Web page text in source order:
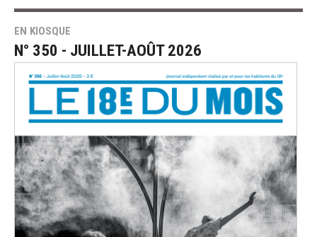
EN KIOSQUE
N° 350 - JUILLET-AOÛT 2026